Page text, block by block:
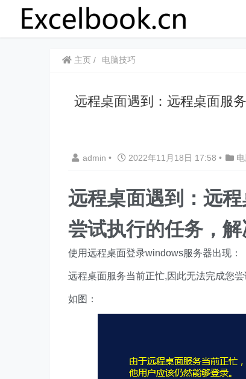
主页 电脑技巧
远程桌面遇到：远程桌面服
admin • 2022年11月18日 17:58 •
远程桌面遇到：远
尝试执行的任务，解
使用远程桌面登录windows服务器出现：
远程桌面服务当前正忙,因此无法完成您
如图：